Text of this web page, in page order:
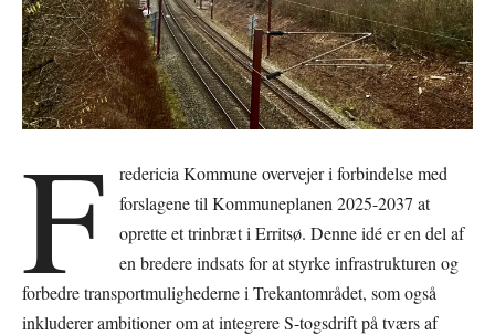
F
redericia Kommune overvejer i forbindelse med
forslagene til Kommuneplanen 2025-2037 at
oprette et trinbræt i Erritsø. Denne idé er en del af
en bredere indsats for at styrke infrastrukturen og
forbedre transportmulighederne i Trekantområdet, som også
inkluderer ambitioner om at integrere S-togsdrift på tværs af